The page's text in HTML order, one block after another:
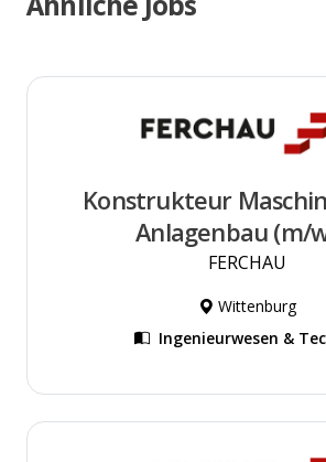
Konstrukteur
Anlagenbau (m/
FERCHAU
Wittenburg
Ingenieurwesen &